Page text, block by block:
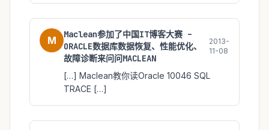
M
Maclean参加了中国IT博客大赛 –
ORACLE数据库数据恢复、性能优化、
故障诊断来问问MACLEAN
2013-
11-08
[…] Maclean教你读Oracle 10046 SQL
TRACE […]